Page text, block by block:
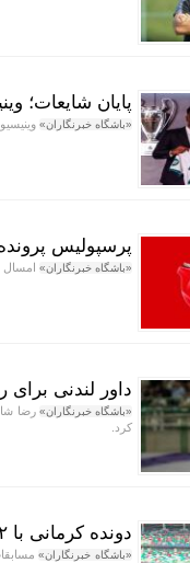
پایان شایعات؛
«باشگاه خبرنگاران»
پرسپولیس
«باشگاه خبرنگاران» امسال
داور لندنی
«باشگاه خبرنگاران» رضا
کرد.
دونده کرمانی با ۲ رکورد شکنی برترین ورزشکار جام شد
«باشگاه خبرنگاران»